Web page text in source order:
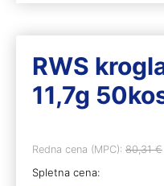
RWS
11,7g
Redna cena (MPC): 80,31€
Spletna cena: